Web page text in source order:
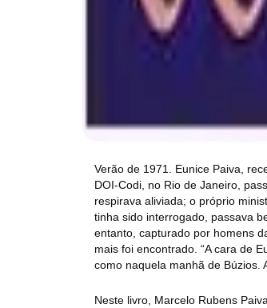
Verão de 1971. Eunice Paiva,
DOI-Codi, no Rio de Janeiro,
respirava aliviada; o próprio
tinha sido interrogado, passava
entanto, capturado por homens
mais foi encontrado. “A cara de
como naquela manhã de Búzios.
Neste livro, Marcelo Rubens